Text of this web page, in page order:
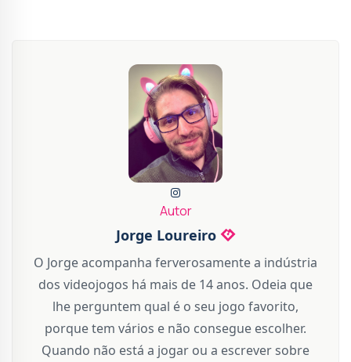
Autor
Jorge Loureiro
O Jorge acompanha ferverosamente a indústria
dos videojogos há mais de 14 anos. Odeia que
lhe perguntem qual é o seu jogo favorito,
porque tem vários e não consegue escolher.
Quando não está a jogar ou a escrever sobre